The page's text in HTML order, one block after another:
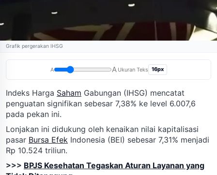
Grafik pergerakan IHSG
A A Ukuran Teks 16px
Indeks Harga Saham Gabungan (IHSG) mencatat
penguatan signifikan sebesar 7,38% ke level 6.007,6
pada pekan ini.
Lonjakan ini didukung oleh kenaikan nilai kapitalisasi
pasar Bursa Efek Indonesia (BEI) sebesar 7,31% menjadi
Rp 10.524 triliun.
>>> BPJS Kesehatan Tegaskan Aturan Layanan yang